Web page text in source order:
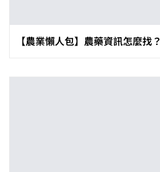
【農業懶人包】農藥資訊怎麼找？